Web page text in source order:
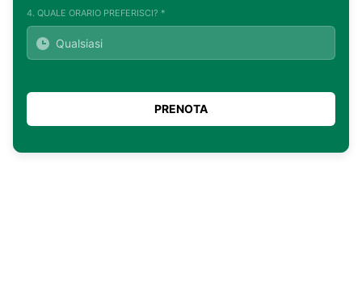
4. QUALE ORARIO PREFERISCI? *